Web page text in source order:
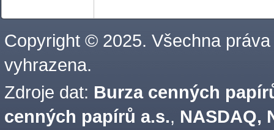
Copyright © 2025. Všechna práva
vyhrazena.
Zdroje dat: Burza cenných
cenných papírů a.s., NASDAQ,